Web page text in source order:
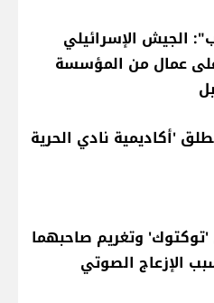
الجيش الإسرائيلي
على عمال من المؤسسة
'أكاديمية نادي الحرية
وتغريم صاحبهما
الإزعاج الصوتي